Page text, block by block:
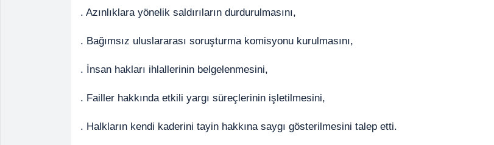
. Azınlıklara yönelik saldırıların durdurulmasını,
. Bağımsız uluslararası soruşturma komisyonu kurulmasını,
. İnsan hakları ihlallerinin belgelenmesini,
. Failler hakkında etkili yargı süreçlerinin işletilmesini,
. Halkların kendi kaderini tayin hakkına saygı gösterilmesini talep etti.